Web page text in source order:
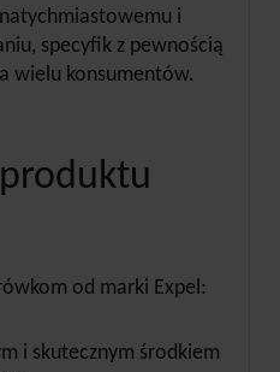
i
specyfik z pewnością
wielu konsumentów.
od marki Expel:
i skutecznym środkiem